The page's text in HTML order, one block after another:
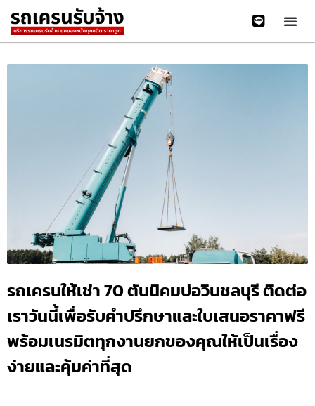
รถเครนให้เช่า 70 ตันนิคมบ่อวินชลบุรี ติดต่อ
เราวันนี้เพื่อรับคำปรึกษาและใบเสนอราคาฟรี
พร้อมเนรมิตทุกงานยกของคุณให้เป็นเรื่อง
ง่ายและคุ้มค่าที่สุด